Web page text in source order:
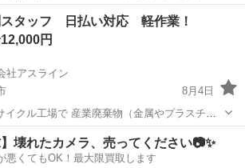
募集職種> 美容師 <仕事内容> 美容師本来の仕
<ヘルプなし・教育なしのマンツーマン> お
...
タッフ 日払い対応 軽作業！
円
社アスライン
8月4日
クル工場で 産業廃棄物（金属やプラスチッ
せします。 指示通りに、仕分ける
の方、初めての方も スグ
...
分け スタッフ
】壊れたカメラ、売ってください📷✨
悪くてもOK！最大限買取します